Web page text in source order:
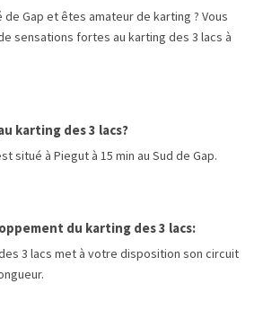
Gap et êtes amateur de karting ? Vous
sensations fortes au karting des 3 lacs à
karting des 3 lacs?
situé à Piegut à 15 min au Sud de Gap.
du karting des 3 lacs:
3 lacs met à votre disposition son circuit